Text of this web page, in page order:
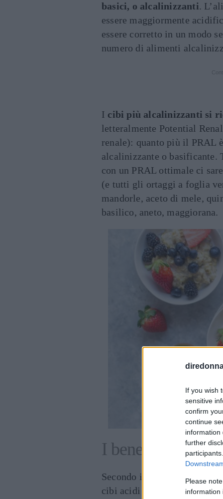
If you wish
sensitive
confirm
continue
information
further
Please
information
basici, o alcalinizzanti.
essere maggiormente
essere corretto in un modo
numero di alimenti
I cibi più alcalinizzanti si
letteralmente Potential
renale): quanto più il PRAL
alcalinizzante o
con un PRAL ottimale ci
(e tutti gli ortaggi a foglia
mandorle, aceto di mele,
basilico, aneto, maggiorana.
I benefici della
Secondo i sostenitori della
cibi acidi e preferire quelli